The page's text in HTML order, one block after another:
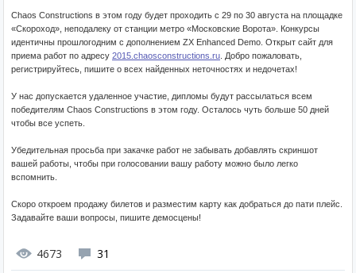
Chaos Constructions в этом году будет проходить с 29 по 30 августа на площадке
«Скороход», неподалеку от станции метро «Московские Ворота». Конкурсы
идентичны прошлогодним с дополнением ZX Enhanced Demo. Открыт сайт для
приема работ по адресу 2015.chaosconstructions.ru . Добро пожаловать,
регистрируйтесь, пишите о всех найденных неточностях и недочетах!
У нас допускается удаленное участие, дипломы будут рассылаться всем
победителям Chaos Constructions в этом году. Осталось чуть больше 50 дней
чтобы все успеть.
Убедительная просьба при закачке работ не забывать добавлять скриншот
вашей работы, чтобы при голосовании вашу работу можно было легко
вспомнить.
Скоро откроем продажу билетов и разместим карту как добраться до пати плейс.
Задавайте ваши вопросы, пишите демосцены!
4673 31